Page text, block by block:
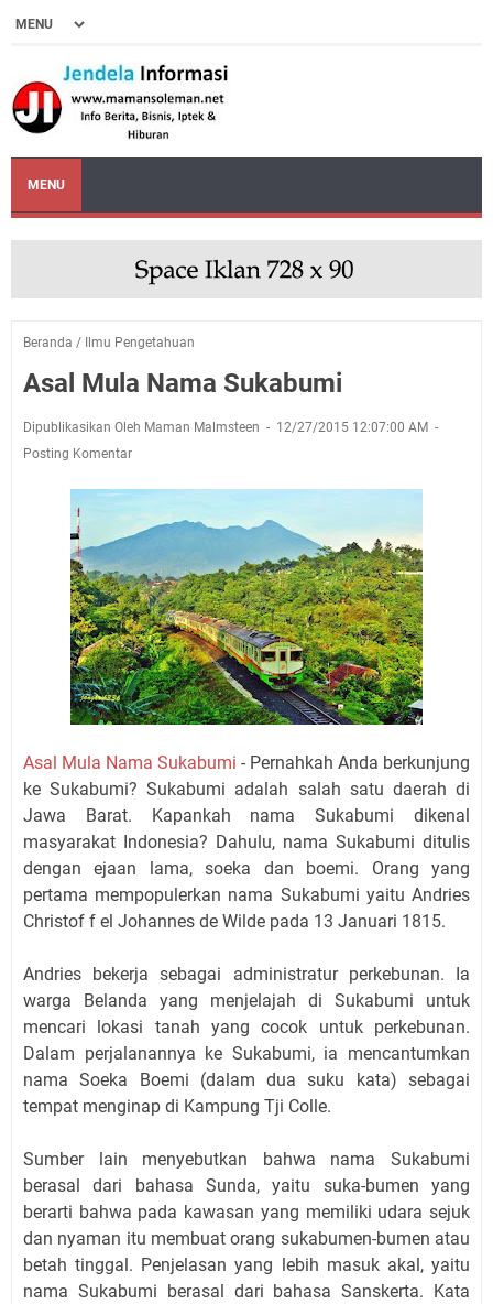
MENU
Beranda / Ilmu Pengetahuan
Asal Mula Nama Sukabumi
Dipublikasikan Oleh Maman Malmsteen
12/27/2015 12:07:00 AM
Posting Komentar
Asal Mula Nama Sukabumi - Pernahkah Anda berkunjung
ke Sukabumi? Sukabumi adalah salah satu daerah di
Jawa Barat. Kapankah nama Sukabumi dikenal
masyarakat Indonesia? Dahulu, nama Sukabumi ditulis
dengan ejaan lama, soeka dan boemi. Orang yang
pertama mempopulerkan nama Sukabumi yaitu Andries
Christof f el Johannes de Wilde pada 13 Januari 1815.
Andries bekerja sebagai administratur perkebunan. Ia
warga Belanda yang menjelajah di Sukabumi untuk
mencari lokasi tanah yang cocok untuk perkebunan.
Dalam perjalanannya ke Sukabumi, ia mencantumkan
nama Soeka Boemi (dalam dua suku kata) sebagai
tempat menginap di Kampung Tji Colle.
Sumber lain menyebutkan bahwa nama Sukabumi
berasal dari bahasa Sunda, yaitu suka-bumen yang
berarti bahwa pada kawasan yang memiliki udara sejuk
dan nyaman itu membuat orang sukabumen-bumen atau
betah tinggal. Penjelasan yang lebih masuk akal, yaitu
nama Sukabumi berasal dari bahasa Sanskerta. Kata